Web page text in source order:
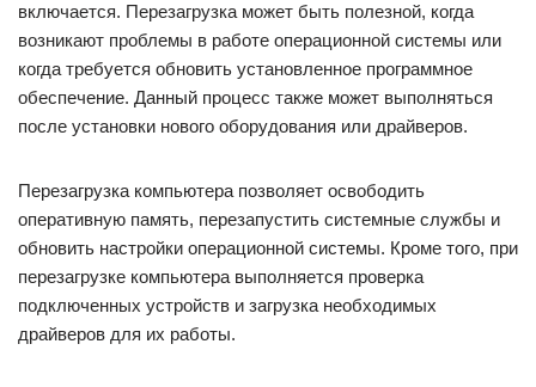
включается. Перезагрузка может быть полезной, когда
возникают проблемы в работе операционной системы или
когда требуется обновить установленное программное
обеспечение. Данный процесс также может выполняться
после установки нового оборудования или драйверов.
Перезагрузка компьютера позволяет освободить
оперативную память, перезапустить системные службы и
обновить настройки операционной системы. Кроме того, при
перезагрузке компьютера выполняется проверка
подключенных устройств и загрузка необходимых
драйверов для их работы.